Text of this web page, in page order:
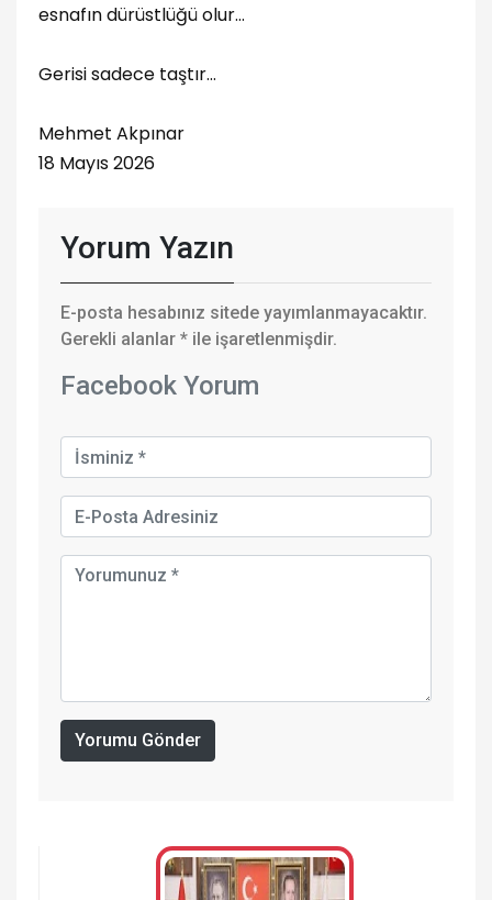
esnafın dürüstlüğü olur…
Gerisi sadece taştır…
Mehmet Akpınar
18 Mayıs 2026
Yorum Yazın
E-posta hesabınız sitede yayımlanmayacaktır.
Gerekli alanlar * ile işaretlenmişdir.
Facebook Yorum
Yorumu Gönder